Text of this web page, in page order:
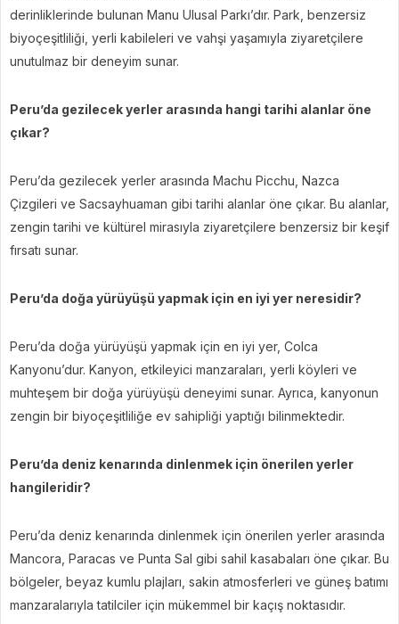
derinliklerinde bulunan Manu Ulusal Parkı’dır. Park, benzersiz
biyoçeşitliliği, yerli kabileleri ve vahşi yaşamıyla ziyaretçilere
unutulmaz bir deneyim sunar.
Peru’da gezilecek yerler arasında hangi tarihi alanlar öne
çıkar?
Peru’da gezilecek yerler arasında Machu Picchu, Nazca
Çizgileri ve Sacsayhuaman gibi tarihi alanlar öne çıkar. Bu alanlar,
zengin tarihi ve kültürel mirasıyla ziyaretçilere benzersiz bir keşif
fırsatı sunar.
Peru’da doğa yürüyüşü yapmak için en iyi yer neresidir?
Peru’da doğa yürüyüşü yapmak için en iyi yer, Colca
Kanyonu’dur. Kanyon, etkileyici manzaraları, yerli köyleri ve
muhteşem bir doğa yürüyüşü deneyimi sunar. Ayrıca, kanyonun
zengin bir biyoçeşitliliğe ev sahipliği yaptığı bilinmektedir.
Peru’da deniz kenarında dinlenmek için önerilen yerler
hangileridir?
Peru’da deniz kenarında dinlenmek için önerilen yerler arasında
Mancora, Paracas ve Punta Sal gibi sahil kasabaları öne çıkar. Bu
bölgeler, beyaz kumlu plajları, sakin atmosferleri ve güneş batımı
manzaralarıyla tatilciler için mükemmel bir kaçış noktasıdır.